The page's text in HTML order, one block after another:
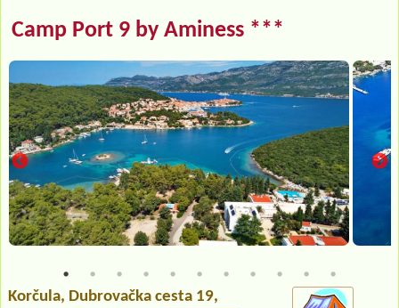
Camp Port 9 by Aminess ***
Korčula, Dubrovačka cesta 19,